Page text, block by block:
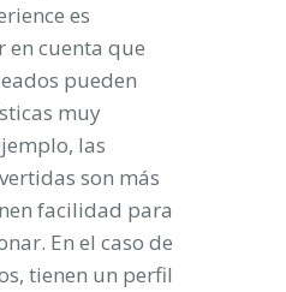
es
en cuenta que
pueden
muy
las
son más
facilidad para
En el caso de
tienen un perfil